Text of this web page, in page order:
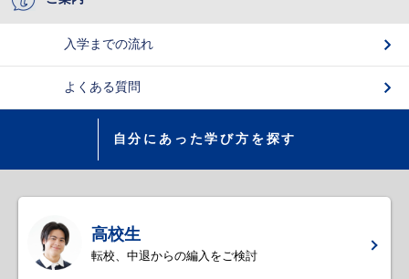
入学までの流れ
よくある質問
自分にあった学び方を探す
高校生
転校、中退からの編入をご検討